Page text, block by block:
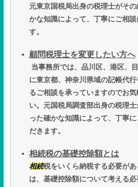
元東京国税局出身の税理士がそ
かな知識によって、丁寧にご相
す。
顧問税理士を変更したい方へ
当事務所では、品川区、港区、
に東京都、神奈川県域の記帳代行
るご相談を承っていますのでお
い。元国税局調査部出身の税理
った確かな知識によって、丁寧
だきます。
相続税の基礎控除額とは
相続税をいくら納税する必要が
は、基礎控除額について考える